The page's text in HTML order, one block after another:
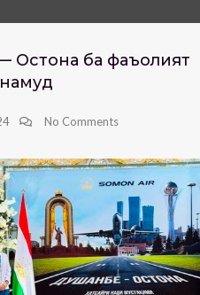
Остона ба фаъолият
намуд
No Comments